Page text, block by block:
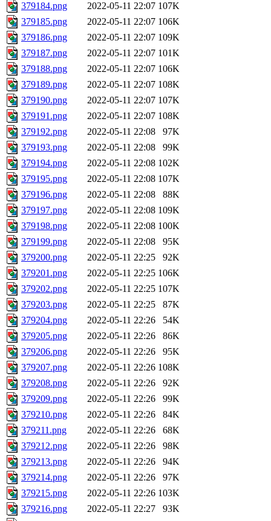
379184.png
2022-05-11 22:07 107K
379185.png
2022-05-11 22:07 106K
379186.png
2022-05-11 22:07 109K
379187.png
2022-05-11 22:07 101K
379188.png
2022-05-11 22:07 106K
379189.png
2022-05-11 22:07 108K
379190.png
2022-05-11 22:07 107K
379191.png
2022-05-11 22:07 108K
379192.png
2022-05-11 22:08
97K
379193.png
2022-05-11 22:08
99K
379194.png
2022-05-11 22:08 102K
379195.png
2022-05-11 22:08 107K
379196.png
2022-05-11 22:08
88K
379197.png
2022-05-11 22:08 109K
379198.png
2022-05-11 22:08 100K
379199.png
2022-05-11 22:08
95K
379200.png
2022-05-11 22:25
92K
379201.png
2022-05-11 22:25 106K
379202.png
2022-05-11 22:25 107K
379203.png
2022-05-11 22:25
87K
379204.png
2022-05-11 22:26
54K
379205.png
2022-05-11 22:26
86K
379206.png
2022-05-11 22:26
95K
379207.png
2022-05-11 22:26 108K
379208.png
2022-05-11 22:26
92K
379209.png
2022-05-11 22:26
99K
379210.png
2022-05-11 22:26
84K
379211.png
2022-05-11 22:26
68K
379212.png
2022-05-11 22:26
98K
379213.png
2022-05-11 22:26
94K
379214.png
2022-05-11 22:26
97K
379215.png
2022-05-11 22:26 103K
379216.png
2022-05-11 22:27
93K